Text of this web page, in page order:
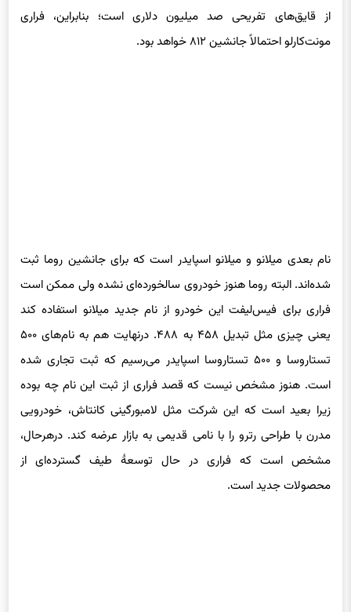
مونت‌کارلو احتمالاً جانشین ۸۱۲ خواهد بود.
شده‌اند. البته روما هنوز خودروی سالخورده‌ای نشده ولی ممکن است
فراری برای فیس‌لیفت این خودرو از نام جدید میلانو استفاده کند
یعنی چیزی مثل تبدیل ۴۵۸ به ۴۸۸. درنهایت هم به نام‌های ۵۰۰
تستاروسا و ۵۰۰ تستاروسا اسپایدر می‌رسیم که ثبت تجاری شده
است. هنوز مشخص نیست که قصد فراری از ثبت این نام چه بوده
زیرا بعید است که این شرکت مثل لامبورگینی کانتاش، خودرویی
مدرن با طراحی رترو را با نامی قدیمی به بازار عرضه کند. درهرحال،
مشخص است که فراری در حال توسعهٔ طیف گسترده‌ای از
محصولات جدید است.